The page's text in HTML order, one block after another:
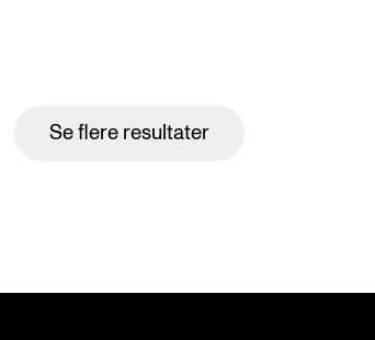
Se flere resultater